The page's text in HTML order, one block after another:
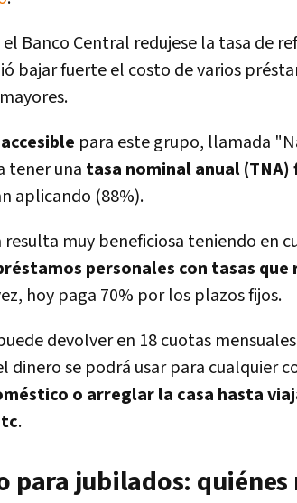
el Banco Central redujese la tasa de
bajar fuerte el costo de varios
para este grupo, llamada
tener una tasa nominal anual (TNA)
aplicando (88%).
resulta muy beneficiosa teniendo en
personales con tasas que
hoy paga 70% por los plazos fijos.
devolver en 18 cuotas
dinero se podrá usar para cualquier
o arreglar la casa hasta
.
para jubilados: